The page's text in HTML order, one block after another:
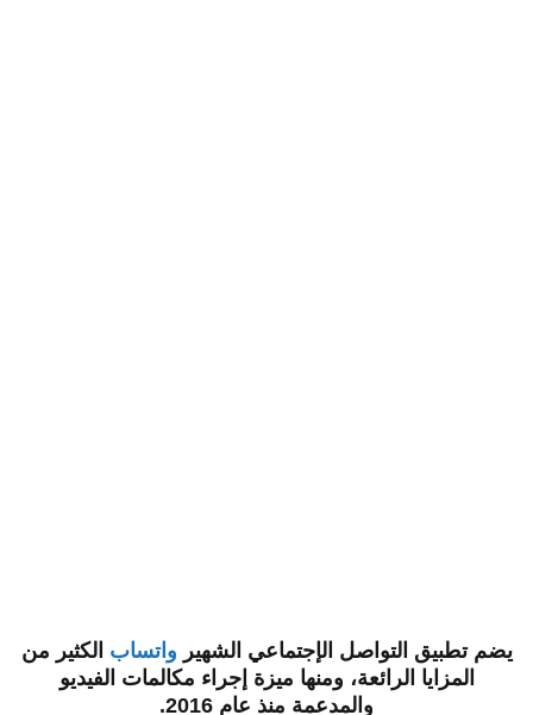
يضم تطبيق التواصل الإجتماعي الشهير واتساب الكثير من
المزايا الرائعة، ومنها ميزة إجراء مكالمات الفيديو
والمدعمة منذ عام 2016.